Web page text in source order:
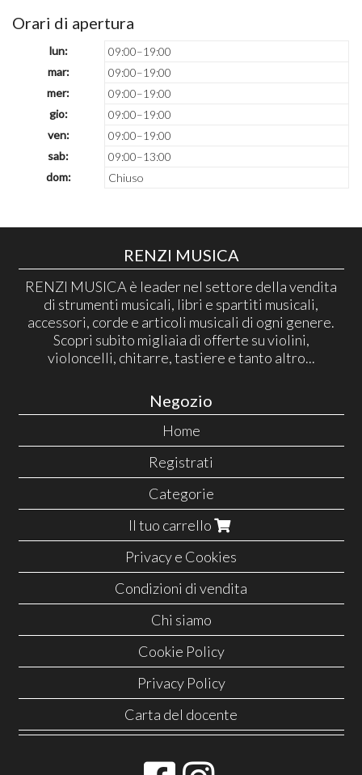
Orari di apertura
lun:
09:00–19:00
mar:
09:00–19:00
mer:
09:00–19:00
gio:
09:00–19:00
ven:
09:00–19:00
sab:
09:00–13:00
dom:
Chiuso
RENZI MUSICA
RENZI MUSICA è leader nel settore della vendita
di strumenti musicali, libri e spartiti musicali,
accessori, corde e articoli musicali di ogni genere.
Scopri subito migliaia di offerte su violini,
violoncelli, chitarre, tastiere e tanto altro...
Negozio
Home
Registrati
Categorie
Il tuo carrello
Privacy e Cookies
Condizioni di vendita
Chi siamo
Cookie Policy
Privacy Policy
Carta del docente